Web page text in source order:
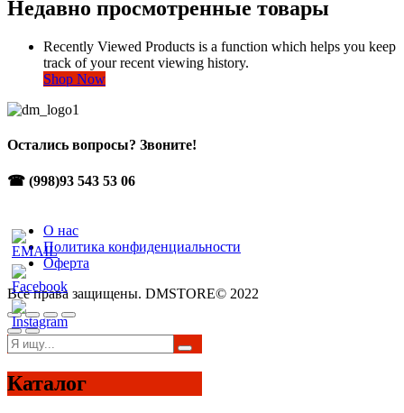
Недавно просмотренные товары
Recently Viewed Products is a function which helps you keep
track of your recent viewing history.
Shop Now
Остались вопросы? Звоните!
☎ (998)93 543 53 06
О нас
Политика конфиденциальности
Оферта
Все права защищены. DMSTORE© 2022
Каталог